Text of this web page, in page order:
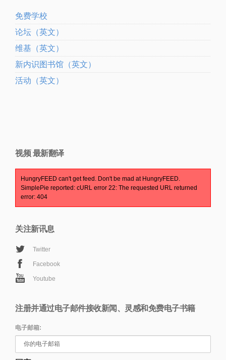
免费学校
论坛（英文）
维基（英文）
新内识图书馆（英文）
活动（英文）
视频 最新翻译
HungryFEED can't get feed. Don't be mad at HungryFEED.
SimplePie reported: cURL error 22: The requested URL returned
error: 404
关注新讯息
Twitter
Facebook
Youtube
注册并通过电子邮件接收新闻、灵感和免费电子书籍
电子邮箱: